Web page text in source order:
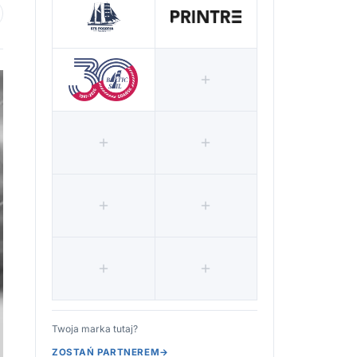
ulubionych
Twoja marka tutaj?
ZOSTAŃ PARTNEREM→